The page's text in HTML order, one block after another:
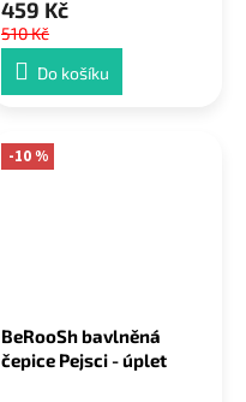
459 Kč
510 Kč
Do košíku
-10 %
BeRooSh bavlněná
čepice Pejsci - úplet